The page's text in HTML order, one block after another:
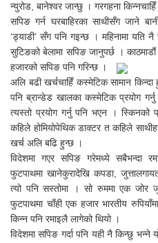
न्युरोड, बानेश्वर जान्छु । गरगहना
सपिङ गर्न घरबाहिरका साथीसँग जाने
‘ड्याडी’ सँग पनि गइन्छ । महिनामा यति
सुटिङको बेलामा सपिङ जानुपर्छ ।
हजारको सपिङ पनि गरिन्छ ।
अलि बढी खर्चचाहिँ कस्मेटिक सामान
पनि ब्रान्डेड खालका कस्मेटिक प्रयोग
त्यस्तो प्रयोग गर्नु पनि भएन । स्किनको
कहिले होमियोपेथिक डाक्टर त कहिले
खर्च अलि बढि हुन्छ ।
विदेशमा गएर सपिङ गरेमध्ये सबैभन्दा
फुटपाथमा खानेकुरादेखि कपडा,
त्यो पनि सस्तोमा । सो रुममा एक जोर
फुटपाथमा चाँही एक हजार भारतीय
किन्न पनि रमाइलै लागेको थियो ।
विदेशमा सपिङ गर्दा पनि यही नै किन्छु